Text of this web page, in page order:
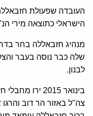
העובדה שפעולת
הישראלי כתוצאה מירי
מנהיג חזבאללה בחר
שלה כבר נוסה בעבר
לבנון.
בינואר 2015